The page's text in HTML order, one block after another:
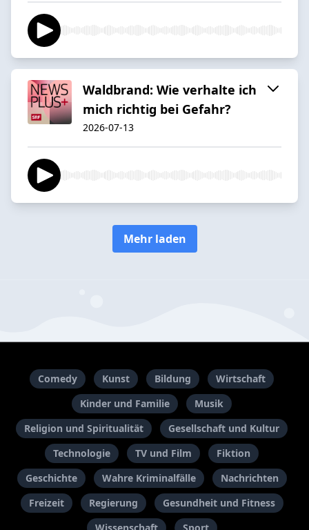
Waldbrand: Wie verhalte ich
mich richtig bei Gefahr?
2026-07-13
Mehr laden
Comedy Kunst Bildung
Wirtschaft
Kinder und Familie
Musik
Religion und Spiritualität
Gesellschaft und Kultur
Technologie
TV und Film
Fiktion
Geschichte
Wahre Kriminalfälle
Nachrichten
Freizeit
Regierung
Gesundheit und Fitness